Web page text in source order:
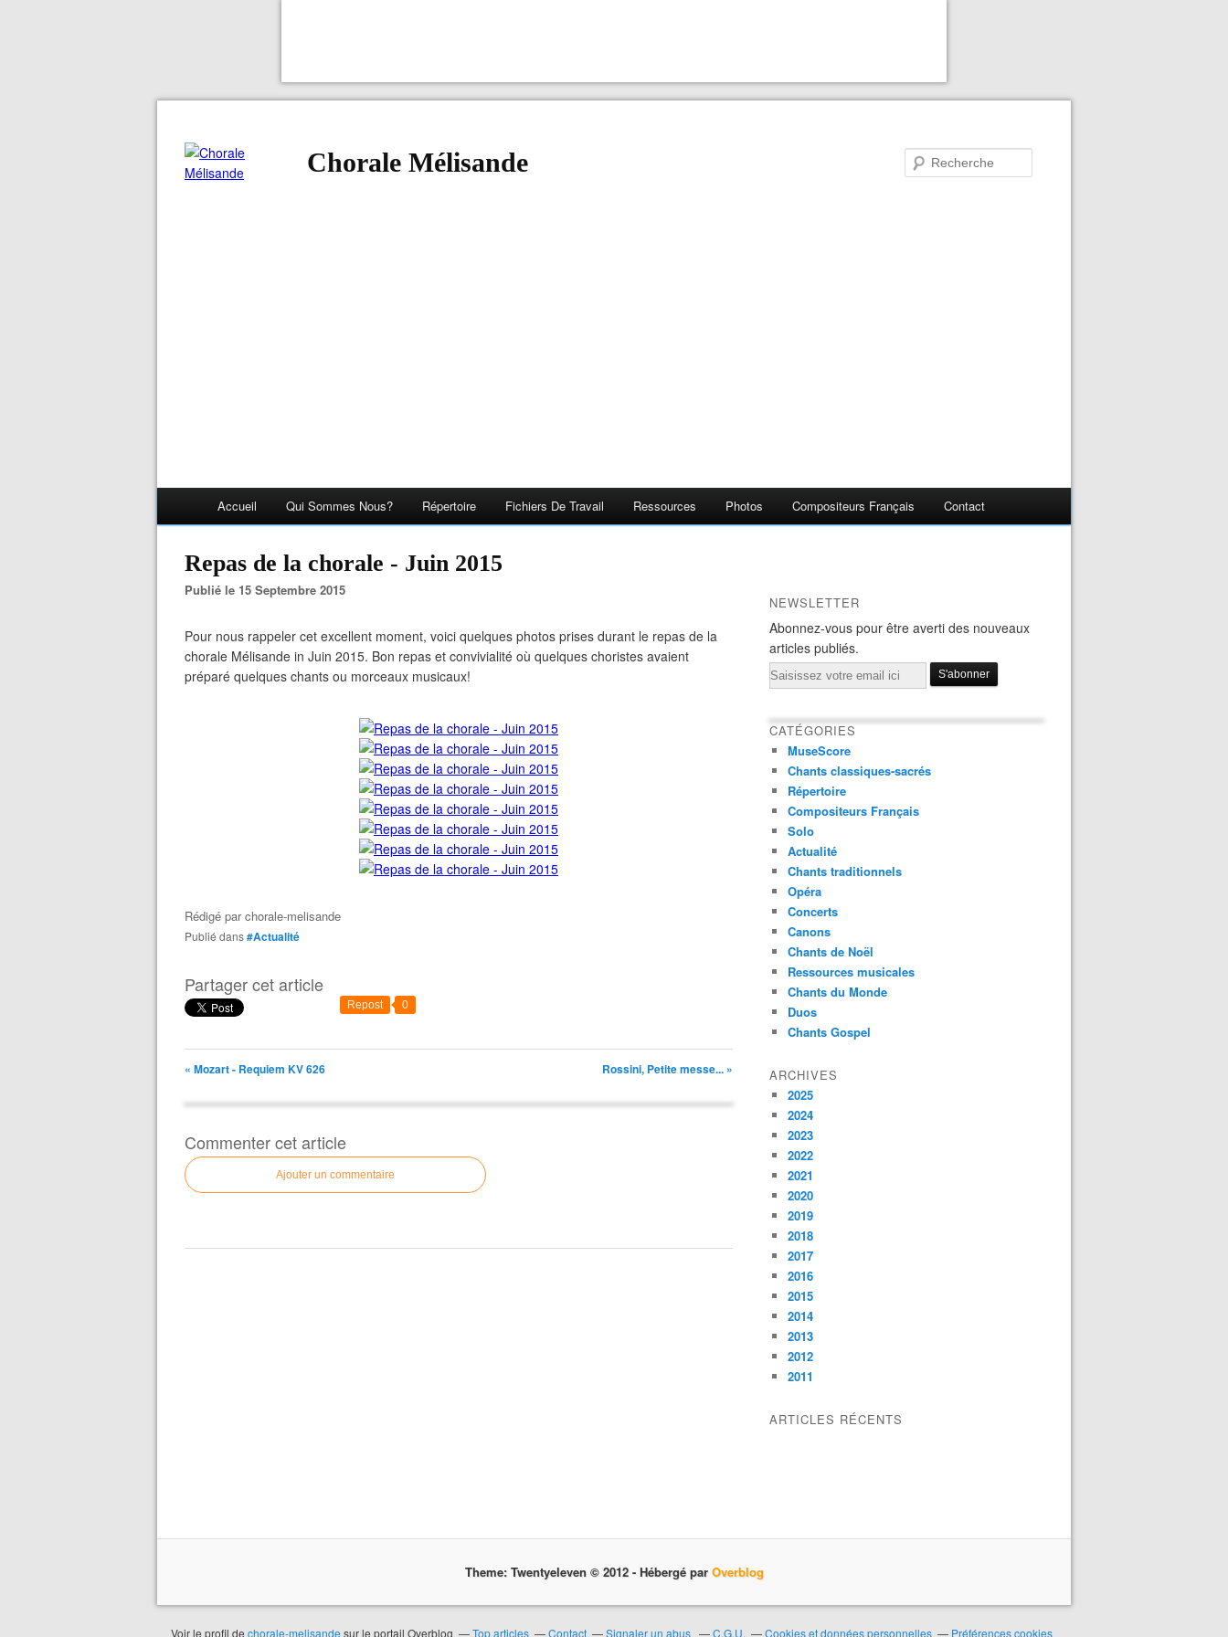
Chorale Mélisande
Accueil Qui Sommes Nous? Répertoire Fichiers De Travail Ressources Photos Compositeurs Français Contact
Repas de la chorale - Juin 2015
Publié le 15 Septembre 2015
Pour nous rappeler cet excellent moment, voici quelques photos prises durant le repas de la
chorale Mélisande in Juin 2015. Bon repas et convivialité où quelques choristes avaient
préparé quelques chants ou morceaux musicaux!
Rédigé parchorale-melisande
Publié dans#Actualité
Partager cet article
Repost 0
« Mozart - Requiem KV 626 Rossini, Petite messe... »
Commenter cet article
Ajouter un commentaire
NEWSLETTER
Abonnez-vous pour être averti des nouveaux
articles publiés.
Email
CATÉGORIES
MuseScore
Chants classiques-sacrés
Répertoire
Compositeurs Français
Solo
Actualité
Chants traditionnels
Opéra
Concerts
Canons
Chants de Noël
Ressources musicales
Chants du Monde
Duos
Chants Gospel
ARCHIVES
2025
2024
2023
2022
2021
2020
2019
2018
2017
2016
2015
2014
2013
2012
2011
ARTICLES RÉCENTS
Theme: Twentyeleven © 2012 - Hébergé par Overblog
Voir le profil de chorale-melisande sur le portail Overblog Top articles Contact Signaler un abus C.G.U. Cookies et données personnelles Préférences cookies